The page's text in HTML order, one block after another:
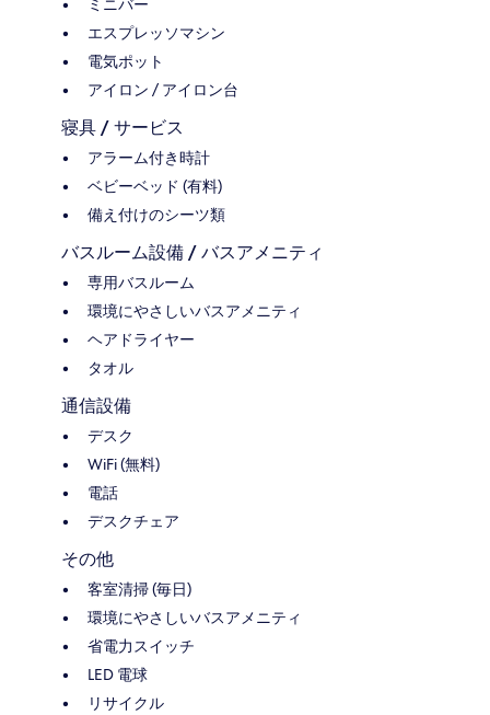
ミニバー
エスプレッソマシン
電気ポット
アイロン / アイロン台
寝具 / サービス
アラーム付き時計
ベビーベッド (有料)
備え付けのシーツ類
バスルーム設備 / バスアメニティ
専用バスルーム
環境にやさしいバスアメニティ
ヘアドライヤー
タオル
通信設備
デスク
WiFi (無料)
電話
デスクチェア
その他
客室清掃 (毎日)
環境にやさしいバスアメニティ
省電力スイッチ
LED 電球
リサイクル